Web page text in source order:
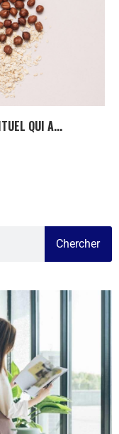
QUI A...
Chercher